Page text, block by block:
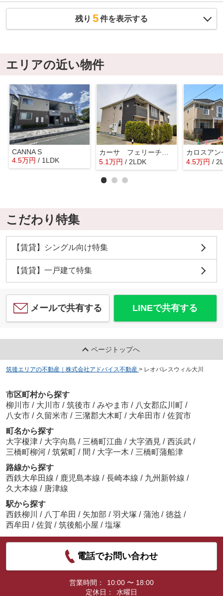
残り 5件を表示する
エリアの近い物件
CANNA S
4.5万円 / 1LDK
5.1万円 / 2LDK
カロスアン
4.5万円 /
こだわり特集
【賃貸】シングル向け特集
【賃貸】一戸建て特集
メールで共有する LINEで共有する
ページトップへ
筑後エリアの不動産｜株式会社アドバイス不動産 > レオパレスウィル大川
市区町村から探す
柳川市 / 大川市 / 筑後市 / みやま市 / 八女郡広川町 /
八女市 / 久留米市 / 三潴郡大木町 / 大牟田市 / 佐賀市
町名から探す
大字榎津 / 大字向島 / 三橋町江曲 / 大字酒見 / 西浜武 /
三橋町柳河 / 筑紫町 / 間 / 大字一木 / 三橋町蒲船津
路線から探す
西鉄大牟田線 / 鹿児島本線 / 長崎本線 / 九州新幹線 /
久大本線 / 唐津線
駅から探す
西鉄柳川
/ 八丁牟田 / 矢加部 / 羽犬塚 / 蒲池 / 徳益 /
西牟田 / 佐賀 / 筑後船小屋 / 塩塚
電話でお問い合わせ
営業時間：
10:00 〜 18:00
定休日：
水曜日